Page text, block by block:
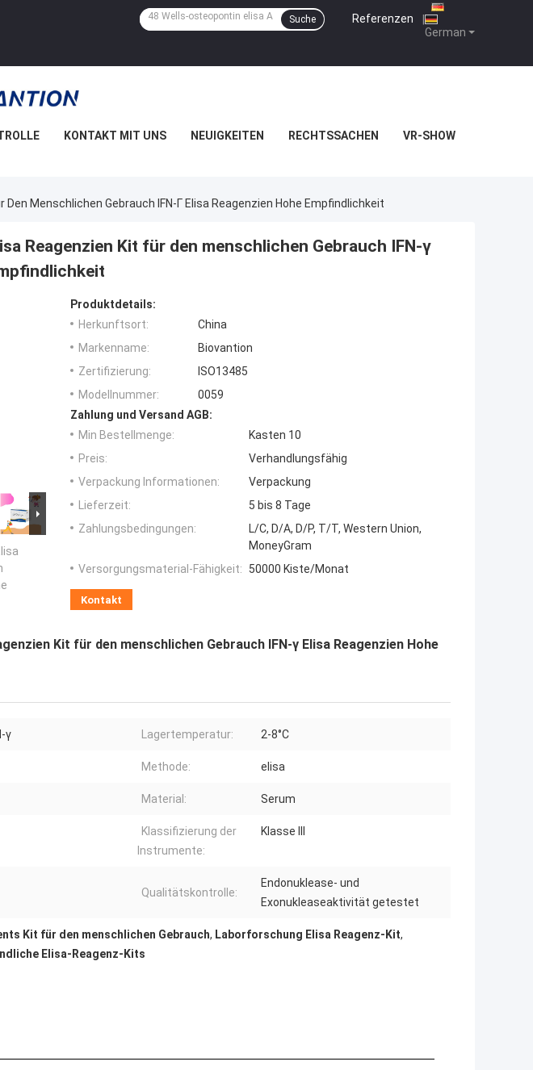
German
Referenzen |
Suche
KONTAKT MIT UNS NEUIGKEITEN RECHTSSACHEN VR-SHOW
Menschlichen Gebrauch IFN-Γ Elisa Reagenzien Hohe Empfindlichkeit
Reagenzien Kit für den menschlichen Gebrauch IFN-γ
Produktdetails:
Herkunftsort:
China
Markenname:
Biovantion
Zertifizierung:
ISO13485
Modellnummer:
0059
Zahlung und Versand AGB:
Min Bestellmenge:
Kasten 10
Preis:
Verhandlungsfähig
Verpackung Informationen:
Verpackung
Lieferzeit:
5 bis 8 Tage
Zahlungsbedingungen:
L/C, D/A, D/P, T/T, Western Union,
MoneyGram
Versorgungsmaterial-Fähigkeit:
50000 Kiste/Monat
Kontakt
Kit für den menschlichen Gebrauch IFN-γ Elisa Reagenzien Hohe
γ Lagertemperatur: 2-8°C
Methode: elisa
Material: Serum
Klassifizierung der
Instrumente:
Klasse III
Qualitätskontrolle:
Endonuklease- und
Exonukleaseaktivität getestet
Kit für den menschlichen Gebrauch, Laborforschung Elisa Reagenz-Kit,
Elisa-Reagenz-Kits